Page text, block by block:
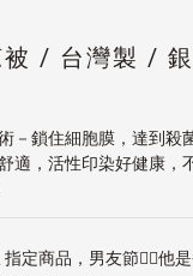
被 / 台灣製 /
－鎖住細胞膜，達到殺
適，活性印染好健康，
指定商品，男友節👱‍♂️他